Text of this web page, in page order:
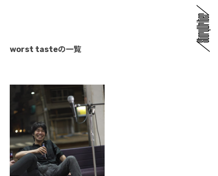
worst tasteの一覧